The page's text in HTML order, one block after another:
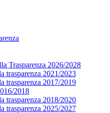
Trasparenza 2026/2028
trasparenza 2021/2023
trasparenza 2017/2019
2018
trasparenza 2018/2020
trasparenza 2025/2027